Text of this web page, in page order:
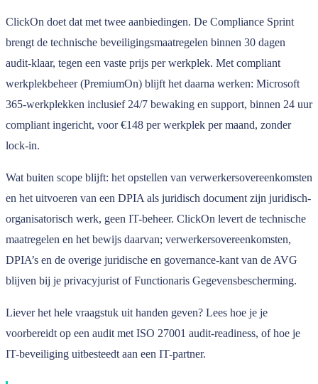
ClickOn doet dat met twee aanbiedingen. De Compliance Sprint
brengt de technische beveiligingsmaatregelen binnen 30 dagen
audit-klaar, tegen een vaste prijs per werkplek. Met compliant
werkplekbeheer (PremiumOn) blijft het daarna werken: Microsoft
365-werkplekken inclusief 24/7 bewaking en support, binnen 24 uur
compliant ingericht, voor €148 per werkplek per maand, zonder
lock-in.
Wat buiten scope blijft: het opstellen van verwerkersovereenkomsten
en het uitvoeren van een DPIA als juridisch document zijn juridisch-
organisatorisch werk, geen IT-beheer. ClickOn levert de technische
maatregelen en het bewijs daarvan; verwerkersovereenkomsten,
DPIA’s en de overige juridische en governance-kant van de AVG
blijven bij je privacyjurist of Functionaris Gegevensbescherming.
Liever het hele vraagstuk uit handen geven? Lees hoe je je
voorbereidt op een audit met ISO 27001 audit-readiness, of hoe je
IT-beveiliging uitbesteedt aan een IT-partner.